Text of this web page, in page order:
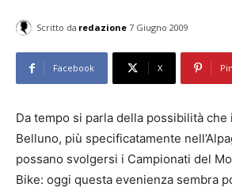
Scritto da redazione 7 Giugno 2009
Facebook X
Da tempo si parla della possibilità che
Belluno, più specificatamente
possano svolgersi i Campionati del
Bike: oggi questa evenienza sembra